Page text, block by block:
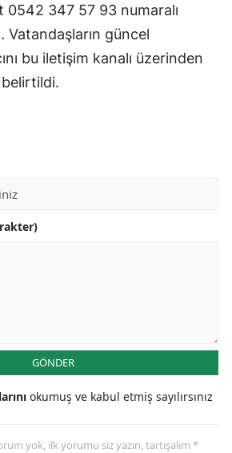
0542 347 57 93 numaralı
Vatandaşların güncel
bu iletişim kanalı üzerinden
GÖNDER
okumuş ve kabul etmiş sayılırsınız
yok, ilk yorumu siz yazın, tartışalım *